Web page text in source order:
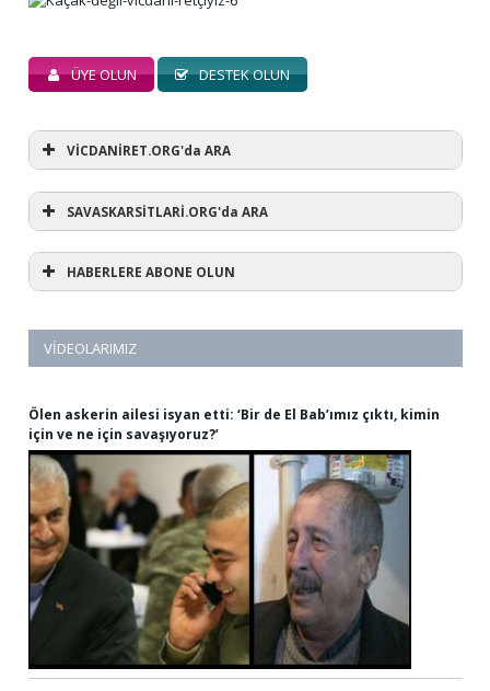
ÜYE OLUN DESTEK OLUN
VİCDANİRET.ORG'da ARA
SAVASKARSİTLARİ.ORG'da ARA
HABERLERE ABONE OLUN
VIDEOLARIMIZ
Ölen askerin ailesi isyan etti: ‘Bir de El Bab’ımız çıktı, kimin
için ve ne için savaşıyoruz?’